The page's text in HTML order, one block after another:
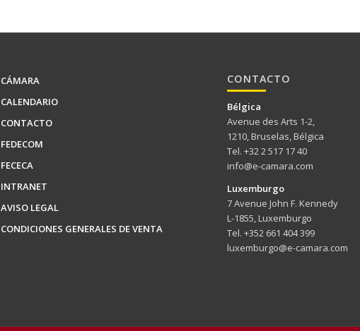
CÁMARA
CALENDARIO
CONTACTO
FEDECOM
FECECA
INTRANET
AVISO LEGAL
CONDICIONES GENERALES DE VENTA
CONTACTO
Bélgica
Avenue des Arts 1-2,
1210, Bruselas, Bélgica
Tel. +32 2 517 17 40
info@e-camara.com
Luxemburgo
7 Avenue John F. Kennedy
L-1855, Luxemburgo
Tel. +352 661 404 399
luxemburgo@e-camara.com